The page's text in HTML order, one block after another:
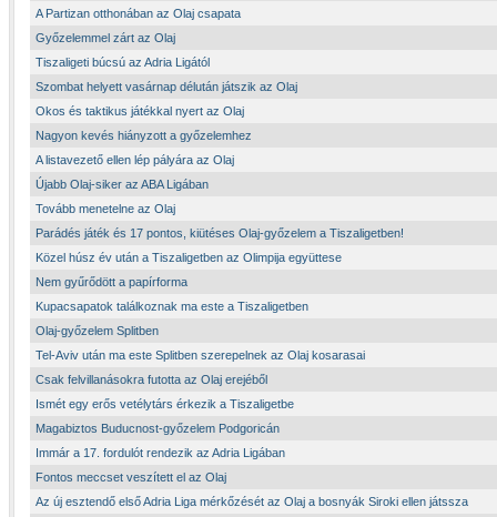
A Partizan otthonában az Olaj csapata
Győzelemmel zárt az Olaj
Tiszaligeti búcsú az Adria Ligától
Szombat helyett vasárnap délután játszik az Olaj
Okos és taktikus játékkal nyert az Olaj
Nagyon kevés hiányzott a győzelemhez
A listavezető ellen lép pályára az Olaj
Újabb Olaj-siker az ABA Ligában
Tovább menetelne az Olaj
Parádés játék és 17 pontos, kiütéses Olaj-győzelem a Tiszaligetben!
Közel húsz év után a Tiszaligetben az Olimpija együttese
Nem gyűrődött a papírforma
Kupacsapatok találkoznak ma este a Tiszaligetben
Olaj-győzelem Splitben
Tel-Aviv után ma este Splitben szerepelnek az Olaj kosarasai
Csak felvillanásokra futotta az Olaj erejéből
Ismét egy erős vetélytárs érkezik a Tiszaligetbe
Magabiztos Buducnost-győzelem Podgoricán
Immár a 17. fordulót rendezik az Adria Ligában
Fontos meccset veszített el az Olaj
Az új esztendő első Adria Liga mérkőzését az Olaj a bosnyák Siroki ellen játssza